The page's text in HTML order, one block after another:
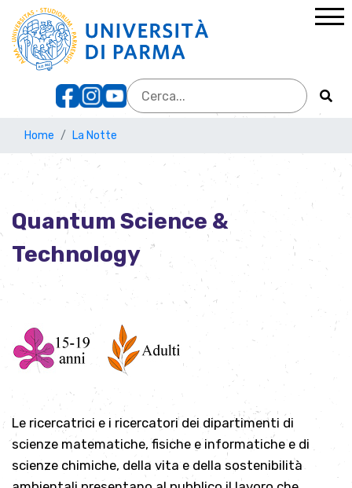
Home La Notte
Quantum Science &
Technology
Le ricercatrici e i ricercatori dei dipartimenti di
scienze matematiche, fisiche e informatiche e di
scienze chimiche, della vita e della sostenibilità